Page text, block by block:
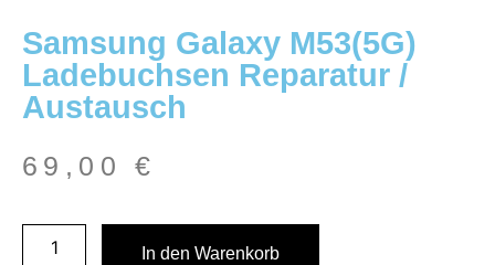
Samsung Galaxy M53(5G)
Ladebuchsen Reparatur /
Austausch
69,00€
In den Warenkorb